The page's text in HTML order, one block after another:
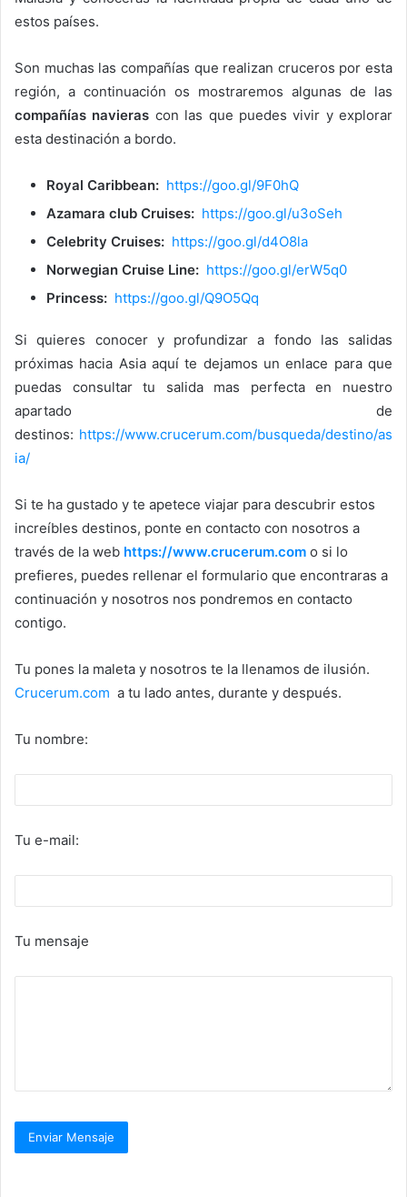
estos países.
Son muchas las compañías que realizan cruceros por esta
región, a continuación os mostraremos algunas de las
compañías navieras con las que puedes vivir y explorar
esta destinación a bordo.
Royal Caribbean: https://goo.gl/9F0hQ
Azamara club Cruises: https://goo.gl/u3oSeh
Celebrity Cruises: https://goo.gl/d4O8la
Norwegian Cruise Line: https://goo.gl/erW5q0
Princess: https://goo.gl/Q9O5Qq
Si quieres conocer y profundizar a fondo las salidas
próximas hacia Asia aquí te dejamos un enlace para que
puedas consultar tu salida mas perfecta en nuestro
apartado de
destinos: https://www.crucerum.com/busqueda/destino/as
ia/
Si te ha gustado y te apetece viajar para descubrir estos
increíbles destinos, ponte en contacto con nosotros a
través de la web https://www.crucerum.com o si lo
prefieres, puedes rellenar el formulario que encontraras a
continuación y nosotros nos pondremos en contacto
contigo.
Tu pones la maleta y nosotros te la llenamos de ilusión.
Crucerum.com a tu lado antes, durante y después.
Tu nombre:
Tu e-mail:
Tu mensaje